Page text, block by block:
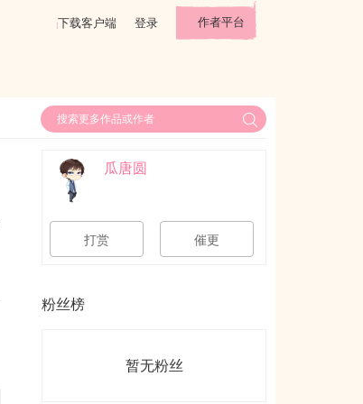
下载客户端 登录 作者平台
瓜唐圆
打赏 催更
粉丝榜
暂无粉丝